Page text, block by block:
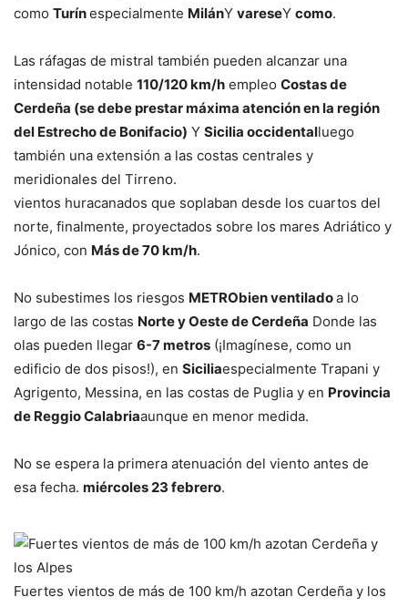
como Turínespecialmente MilánY vareseY como.
Las ráfagas de mistral también pueden alcanzar una
intensidad notable 110/120 km/h empleo Costas de
Cerdeña (se debe prestar máxima atención en la región
del Estrecho de Bonifacio) Y Sicilia occidentalluego
también una extensión a las costas centrales y
meridionales del Tirreno.
vientos huracanados que soplaban desde los cuartos del
norte, finalmente, proyectados sobre los mares Adriático y
Jónico, con Más de 70 km/h.
No subestimes los riesgos METRObien ventiladoa lo
largo de las costas Norte y Oeste de Cerdeña Donde las
olas pueden llegar 6-7 metros (¡Imagínese, como un
edificio de dos pisos!), en Siciliaespecialmente Trapani y
Agrigento, Messina, en las costas de Puglia y en Provincia
de Reggio Calabriaaunque en menor medida.
No se espera la primera atenuación del viento antes de
esa fecha. miércoles 23 febrero.
Fuertes vientos de más de 100 km/h azotan Cerdeña y los